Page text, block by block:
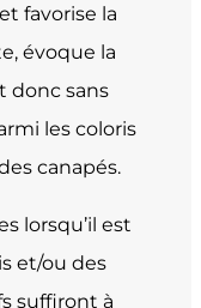
favorise la
évoque la
donc sans
les coloris
canapés.
lorsqu’il est
et/ou des
suffiront à